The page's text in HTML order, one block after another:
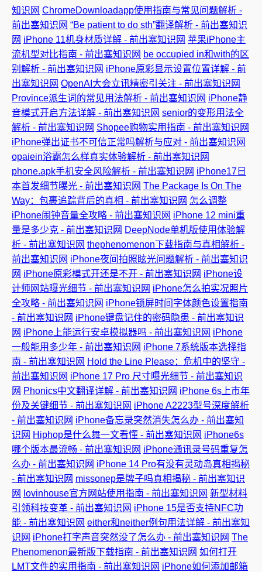
知识网 ChromeDownloadapp使用指南与常见问题解析 -
前出塞知识网 “Be patient to do sth”翻译解析 - 前出塞知识
网 iPhone 11机身材质详解 - 前出塞知识网 苹果iPhone主
流机型对比指南 - 前出塞知识网 be occupied in和with的区
别解析 - 前出塞知识网 iPhone原彩显示设置位置详解 - 前
出塞知识网 OpenAI大会立讯精密引关注 - 前出塞知识网
Province派生词的常见用法解析 - 前出塞知识网 iPhone静
音模式开启方法详解 - 前出塞知识网 senior的变形用法全
解析 - 前出塞知识网 Shopee购物实用指南 - 前出塞知识网
iPhone弹出证书不可信正常吗解析与应对 - 前出塞知识网
opaiein浴霸怎么样真实体验解析 - 前出塞知识网
phone.apk手机安全风险解析 - 前出塞知识网 iPhone17日
本首发细节曝光 - 前出塞知识网 The Package Is On The
Way：包裹追踪背后的真相 - 前出塞知识网 怎么调整
iPhone闹钟音量全攻略 - 前出塞知识网 iPhone 12 mini重
量是多少克 - 前出塞知识网 DeepNode单机版使用体验解
析 - 前出塞知识网 thephenomenon下载指南与真相解析 -
前出塞知识网 iPhone夜间拍照眩光问题解析 - 前出塞知识
网 iPhone原彩模式开还是不开 - 前出塞知识网 iPhone设
计师网站曝光细节 - 前出塞知识网 iPhone怎么拍实况照片
全攻略 - 前出塞知识网 iPhone锁屏时间字体颜色设置指南
- 前出塞知识网 iPhone键盘记住的密码隐患 - 前出塞知识
网 iPhone上能运行安卓模拟器吗 - 前出塞知识网 iPhone
一般能用多少年 - 前出塞知识网 iPhone 7系统版本选择指
南 - 前出塞知识网 Hold the Line Please：危机中的坚守 -
前出塞知识网 iPhone 17 Pro 尺寸曝光细节 - 前出塞知识
网 Phonics中文翻译详解 - 前出塞知识网 iPhone 6s上市年
份及关键细节 - 前出塞知识网 iPhone A2223型号深度解析
- 前出塞知识网 iPhone备忘录突然消失怎么办 - 前出塞知
识网 Hiphop是什么舞一文看懂 - 前出塞知识网 iPhone6s
哪个版本最流畅 - 前出塞知识网 iPhone通讯录号码重复怎
么办 - 前出塞知识网 iPhone 14 Pro有没有灵动岛真相揭秘
- 前出塞知识网 missonep是牌子吗真相揭秘 - 前出塞知识
网
lovinhouse官方网站使用指南 - 前出塞知识网 新型材料
引领科技变革 - 前出塞知识网 iPhone 15是否支持NFC功
能 - 前出塞知识网 either和neither例句用法详解 - 前出塞知
识网 iPhone打字声音突然没了怎么办 - 前出塞知识网 The
Phenomenon最新版下载指南 - 前出塞知识网 如何打开
LMT文件的实用指南 - 前出塞知识网 iPhone如何添加邮箱